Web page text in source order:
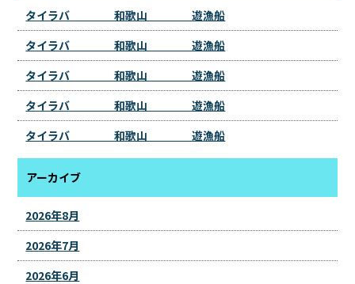
タイラバ 和歌山 遊漁船
タイラバ 和歌山 遊漁船
タイラバ 和歌山 遊漁船
タイラバ 和歌山 遊漁船
タイラバ 和歌山 遊漁船
アーカイブ
2026年8月
2026年7月
2026年6月